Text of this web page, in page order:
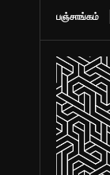
பஞ்சாங்கம்